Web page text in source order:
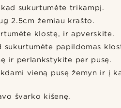
sukurtumėte trikampį.
2.5cm žemiau krašto.
klostę, ir apverskite.
papildomas
ir perlankstykite per pusę.
vieną pusę žemyn ir į
švarko kišenę.